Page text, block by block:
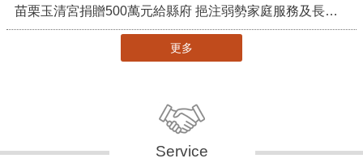
苗栗玉清宮捐贈500萬元給縣府 挹注弱勢家庭服務及長照醫療資源
更多